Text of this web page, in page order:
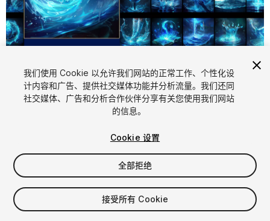
1/5
$4.99
增值税将在结算时计算
我们使用 Cookie 以允许我们网站的正常工作、个性化设
计内容和广告、提供社交媒体功能并分析流量。我们还同
社交媒体、广告和分析合作伙伴分享有关您使用我们网站
的信息。
Cookie 设置
全部拒绝
接受所有 Cookie